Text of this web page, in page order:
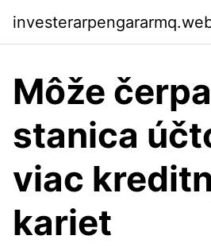
Môže
stanica
viac
kariet